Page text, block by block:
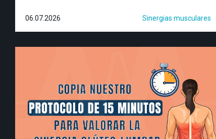
06.07.2026 Sinergias musculares